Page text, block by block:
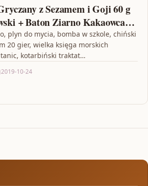
z Sezamem i Goji 60 g
+ Baton Ziarno Kakaowca
g Baton Warszawski
plyn do mycia, bomba w szkole, chiński
20 gier, wielka księga morskich
kotarbiński traktat…
2019-10-24